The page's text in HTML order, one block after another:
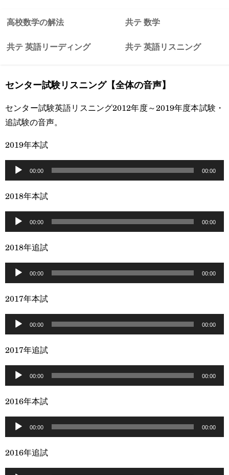
高校数学の解法 共テ 数学
共テ 英語リーディング 共テ 英語リスニング
センター試験リスニング【全体の音声】
センター試験英語リスニング2012年度～2019年度本試験・
追試験の音声。
2019年本試
声
プ
レ
ー
00:00 00:00
2018年本試
声
プ
レ
ー
00:00 00:00
2018年追試
声
プ
レ
ー
00:00 00:00
2017年本試
声
プ
レ
ー
00:00 00:00
2017年追試
声
プ
レ
ー
00:00 00:00
2016年本試
声
プ
レ
00:00 00:00
2016年追試